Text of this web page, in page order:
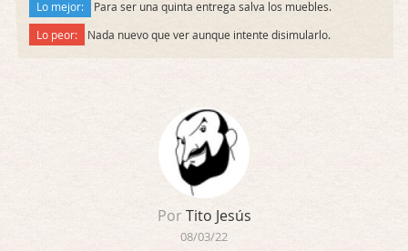
Lo mejor:
Para ser una quinta entrega salva los muebles.
Lo peor:
Nada nuevo que ver aunque intente disimularlo.
PorTito Jesús
08/03/22